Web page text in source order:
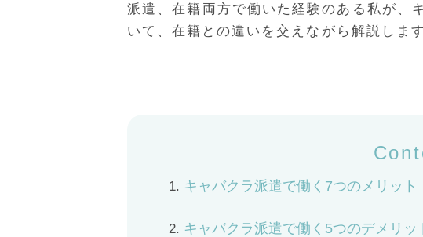
派遣、在籍両方で働いた経験のある私が、
いて、在籍との違いを交えながら解説します
キャバクラ派遣で働く7つのメリット
キャバクラ派遣で働く5つのデメリッ